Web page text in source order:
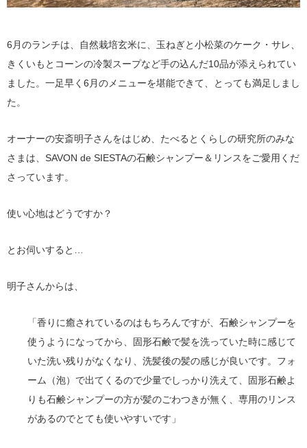
6月のランチは、自然栽培玄米に、玉ねぎと小松菜のケーク・サレ、
きくいもとコーンの冷製スープなど手の込んだ10品が添えられてい
ました。一足早く6月のメニューを堪能できて、とっても満足しまし
た。
オーナーの安斎明子さんをはじめ、たべるとくらしの研究所のみな
さまは、SAVON de SIESTAの石鹸シャンプー＆リンスをご愛用くだ
さっています。
使い心地はどうですか？
とお伺いすると…
明子さんからは、
「香りに癒されているのはもちろんですが、石鹸シャンプーを
使うようになってから、固形石鹸で髪を洗っていた時に感じて
いた洗い残りがなくなり、洗髪後の髪の感じが良いです。フォ
ーム（泡）で出てくるので少量でしっかり洗えて、固形石鹸よ
りも石鹸シャンプーの方が髪のごわつきが無く、専用のリンス
があるのでとても使いやすいです」